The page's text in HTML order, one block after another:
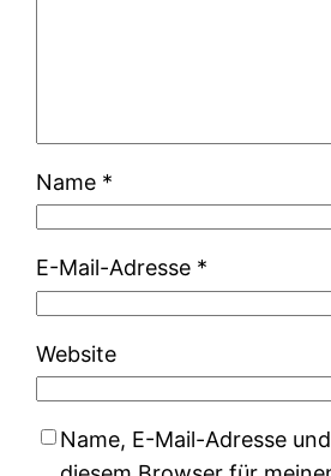
Name *
E-Mail-Adresse *
Website
Name, E-Mail-Adresse